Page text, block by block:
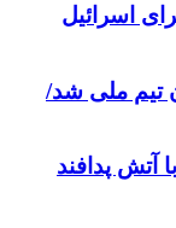
اسرائیل
تیم ملی شد/
با آتش پدافند